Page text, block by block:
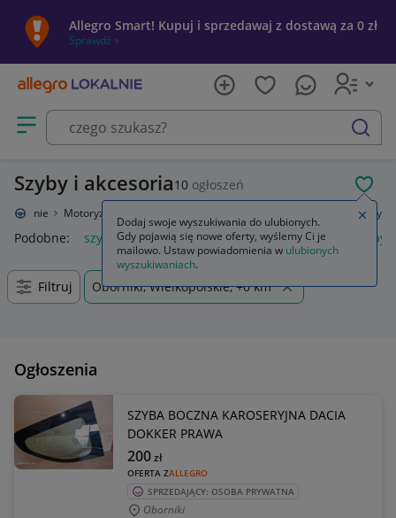
Allegro Smart! Kupuj i sprzedawaj z dostawą za 0 zł
Sprawdź »
Otwórz menu z kategoriami
szukaj
Szyby i akcesoria10 ogłoszeń
Lokalnie Motoryzacja Szyby
Podobne: szyby uszczelka szyby przedniej deflektor szyby
Filtruj Oborniki, Wielkopolskie, +0 km
Ogłoszenia
SZYBA BOCZNA KAROSERYJNA DACIA
DOKKER PRAWA
OFERTA ZALLEGRO
200zł
SPRZEDAJĄCY: OSOBA PRYWATNA
Oborniki
Dodaj swoje wyszukiwania do ulubionych.
Gdy pojawią się nowe oferty, wyślemy Ci je
mailowo. Ustaw powiadomienia w ulubionych
wyszukiwaniach.